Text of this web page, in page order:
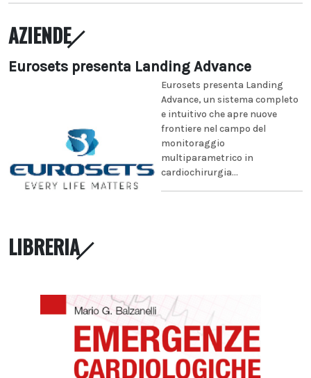
AZIENDE
Eurosets presenta Landing Advance
Eurosets presenta Landing
Advance, un sistema completo
e intuitivo che apre nuove
frontiere nel campo del
monitoraggio
multiparametrico in
cardiochirurgia...
LIBRERIA